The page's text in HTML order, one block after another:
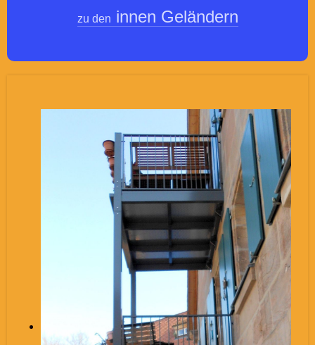
zu den innen Geländern